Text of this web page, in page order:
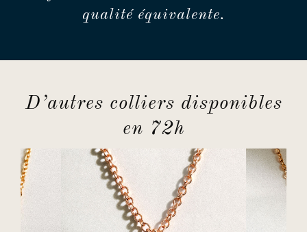
qualité équivalente.
D’autres colliers disponibles
en 72h